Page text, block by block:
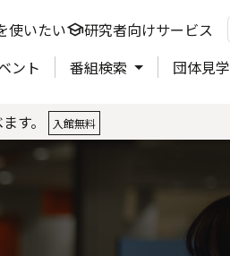
使いたいschool研究者向けサービス
ント 番組検索 団体見学
す。 入館無料